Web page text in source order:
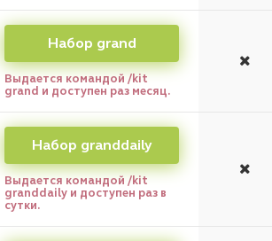
Набор grand
Выдается командой /kit
grand и доступен раз месяц.
Набор granddaily
Выдается командой /kit
granddaily и доступен раз в
сутки.